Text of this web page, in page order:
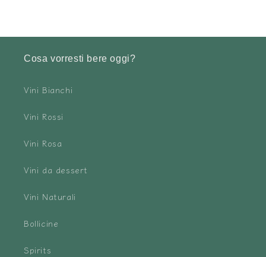
Cosa vorresti bere oggi?
Vini Bianchi
Vini Rossi
Vini Rosa
Vini da dessert
Vini Naturali
Bollicine
Spirits